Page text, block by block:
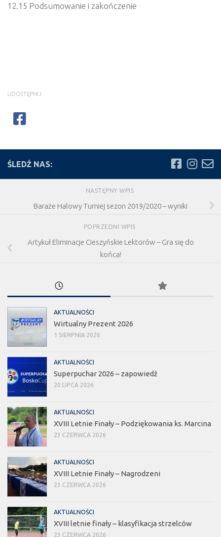
12.15 Podsumowanie i zakończenie
UDOSTĘPNIJ
ŚLEDŹ NAS:
NASTĘPNY WPIS
Baraże Halowy Turniej sezon 2019/2020 – wyniki
POPRZEDNI WPIS
Artykuł Eliminacje Cieszyńskie Lektorów – Gra się do
końca!
AKTUALNOŚCI
Wirtualny Prezent 2026
1 SIERPNIA 2026
AKTUALNOŚCI
Superpuchar 2026 – zapowiedź
20 LIPCA 2026
AKTUALNOŚCI
XVIII Letnie Finały – Podziękowania ks. Marcina
23 CZERWCA 2026
AKTUALNOŚCI
XVIII Letnie Finały – Nagrodzeni
23 CZERWCA 2026
AKTUALNOŚCI
XVIII letnie finały – klasyfikacja strzelców
23 CZERWCA 2026